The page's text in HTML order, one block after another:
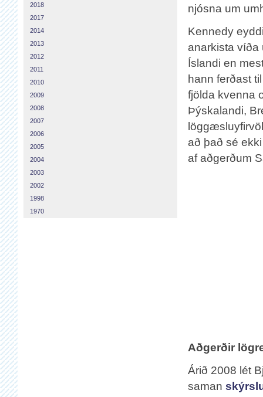
njósna um
Kennedy
anarkista víða
Íslandi en
hann ferðast
fjölda kvenna
Þýskalandi,
að það sé
af aðgerðum
Aðgerðir
Árið 2008 lét
saman
2018
2017
2014
2013
2012
2011
2010
2009
2008
2007
2006
2005
2004
2003
2002
1998
1970